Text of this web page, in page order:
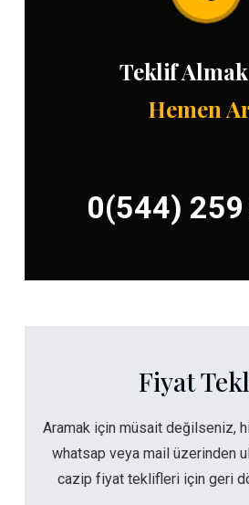
Teklif
Hemen
0(544) 259
Fiyat
Aramak için müsait değilseniz,
whatsap veya mail üzerinden
cazip fiyat teklifleri için geri